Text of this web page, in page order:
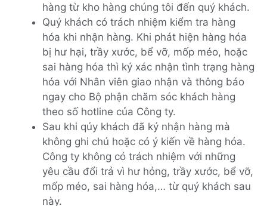
hàng từ kho hàng chúng tôi đến quý khách.
Quý khách có trách nhiệm kiểm tra hàng
hóa khi nhận hàng. Khi phát hiện hàng hóa
bị hư hại, trầy xước, bể vỡ, mốp méo, hoặc
sai hàng hóa thì ký xác nhận tình trạng hàng
hóa với Nhân viên giao nhận và thông báo
ngay cho Bộ phận chăm sóc khách hàng
theo số hotline của Công ty.
Sau khi qúy khách đã ký nhận hàng mà
không ghi chú hoặc có ý kiến về hàng hóa.
Công ty không có trách nhiệm với những
yêu cầu đổi trả vì hư hỏng, trầy xước, bể vỡ,
mốp méo, sai hàng hóa,… từ quý khách sau
này.